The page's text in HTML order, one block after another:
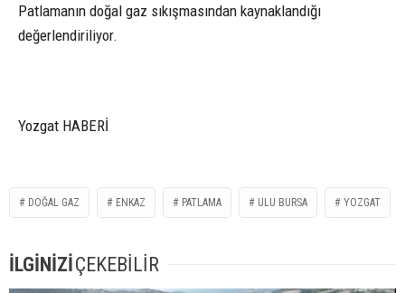
Patlamanın doğal gaz sıkışmasından kaynaklandığı
değerlendiriliyor.
Yozgat HABERİ
DOĞAL GAZ ENKAZ PATLAMA ULU BURSA YOZGAT
İLGİNİZİÇEKEBİLİR